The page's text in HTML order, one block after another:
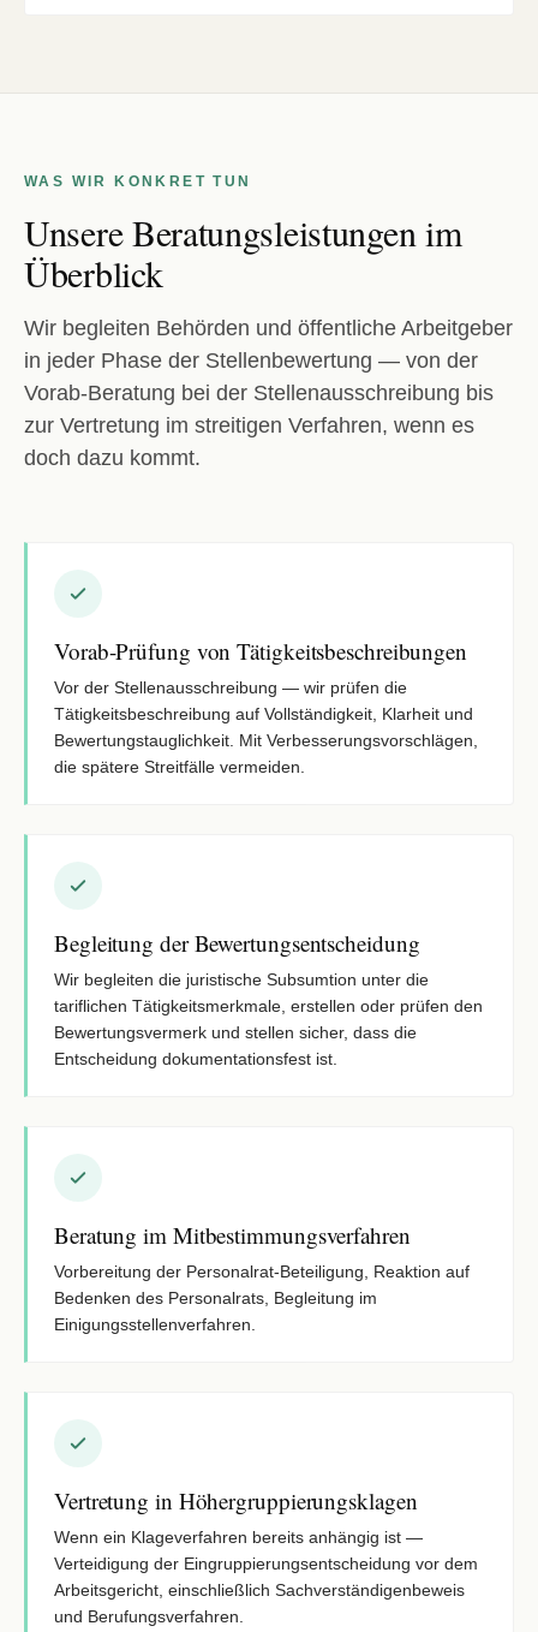
WAS WIR KONKRET TUN
Unsere Beratungsleistungen im
Überblick
Wir begleiten Behörden und öffentliche Arbeitgeber
in jeder Phase der Stellenbewertung — von der
Vorab-Beratung bei der Stellenausschreibung bis
zur Vertretung im streitigen Verfahren, wenn es
doch dazu kommt.
Vorab-Prüfung von Tätigkeitsbeschreibungen
Vor der Stellenausschreibung — wir prüfen die
Tätigkeitsbeschreibung auf Vollständigkeit, Klarheit und
Bewertungstauglichkeit. Mit Verbesserungsvorschlägen,
die spätere Streitfälle vermeiden.
Begleitung der Bewertungsentscheidung
Wir begleiten die juristische Subsumtion unter die
tariflichen Tätigkeitsmerkmale, erstellen oder prüfen den
Bewertungsvermerk und stellen sicher, dass die
Entscheidung dokumentationsfest ist.
Beratung im Mitbestimmungsverfahren
Vorbereitung der Personalrat-Beteiligung, Reaktion auf
Bedenken des Personalrats, Begleitung im
Einigungsstellenverfahren.
Vertretung in Höhergruppierungsklagen
Wenn ein Klageverfahren bereits anhängig ist —
Verteidigung der Eingruppierungsentscheidung vor dem
Arbeitsgericht, einschließlich Sachverständigenbeweis
und Berufungsverfahren.